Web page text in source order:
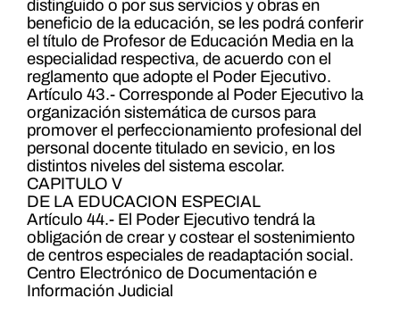
distinguido o por sus servicios y obras en
beneficio de la educación, se les podrá conferir
el título de Profesor de Educación Media en la
especialidad respectiva, de acuerdo con el
reglamento que adopte el Poder Ejecutivo.
Artículo 43.- Corresponde al Poder Ejecutivo la
organización sistemática de cursos para
promover el perfeccionamiento profesional del
personal docente titulado en sevicio, en los
distintos niveles del sistema escolar.
CAPITULO V
DE LA EDUCACION ESPECIAL
Artículo 44.- El Poder Ejecutivo tendrá la
obligación de crear y costear el sostenimiento
de centros especiales de readaptación social.
Centro Electrónico de Documentación e
Información Judicial